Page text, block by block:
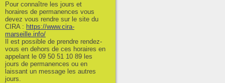
Pour connaître les jours et
horaires de permanences vous
devez vous rendre sur le site du
CIRA : https://www.cira-
marseille.info/
Il est possible de prendre rendez-
vous en dehors de ces horaires en
appelant le 09 50 51 10 89 les
jours de permanences ou en
laissant un message les autres
jours.